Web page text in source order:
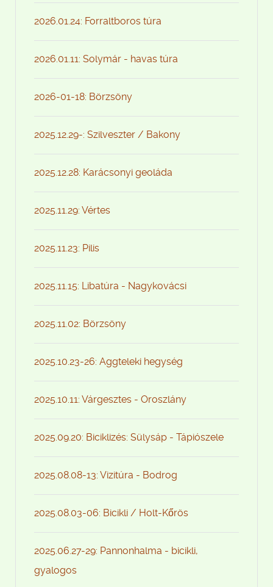
2026.01.24: Forraltboros túra
2026.01.11: Solymár - havas túra
2026-01-18: Börzsöny
2025.12.29-: Szilveszter / Bakony
2025.12.28: Karácsonyi geoláda
2025.11.29: Vértes
2025.11.23: Pilis
2025.11.15: Libatúra - Nagykovácsi
2025.11.02: Börzsöny
2025.10.23-26: Aggteleki hegység
2025.10.11: Várgesztes - Oroszlány
2025.09.20: Biciklizés: Sülysáp - Tápiószele
2025.08.08-13: Vizitúra - Bodrog
2025.08.03-06: Bicikli / Holt-Kőrös
2025.06.27-29: Pannonhalma - bicikli,
gyalogos